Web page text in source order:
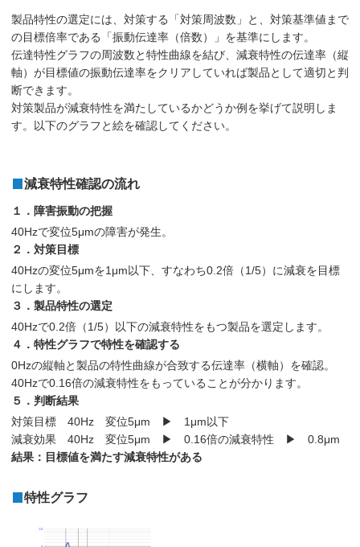
製品特性の選定には、対策する「対策周波数」と、対策基準値まで
の目標倍率である「振動伝達率（倍数）」を基準にします。
伝達特性グラフの周波数と特性曲線を結び、減衰特性の伝達率（縦
軸）が目標値の振動伝達率をクリアしていれば製品として適切と判
断できます。
対策製品が減衰特性を満たしているかどうか例を挙げて説明しま
す。以下のグラフと絵を確認してください。
減衰特性確認の流れ
１．障害振動の把握
40Hzで変位5μmの障害が発生。
２．対策目標
40Hzの変位5μmを1μm以下、すなわち0.2倍（1/5）に減衰を目標
にします。
３．製品特性の選定
40Hzで0.2倍（1/5）以下の減衰特性をもつ製品を選定します。
４．特性グラフで特性を確認する
0Hzの縦軸と製品の特性曲線が合致する伝達率（横軸）を確認。
40Hzで0.16倍の減衰特性をもっていることが分かります。
５．判断結果
対策目標 40Hz 変位5μm ▶ 1μm以下
減衰効果 40Hz 変位5μm ▶ 0.16倍の減衰特性 ▶ 0.8μm
結果：目標値を満たす減衰特性がある
特性グラフ